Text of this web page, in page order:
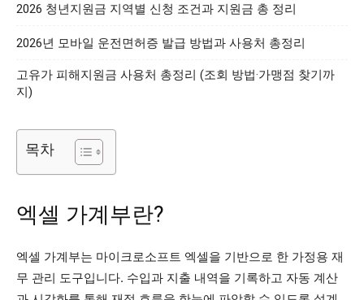
2026 청년지원금 지역별 신청 조건과 지원금 총 정리
2026년 모바일 운전면허증 발급 방법과 사용처 총정리
고유가 피해지원금 사용처 총정리 (조회 방법·가맹점 찾기까
지)
목차
엑셀 가계부란?
엑셀 가계부는 마이크로소프트 엑셀을 기반으로 한 가정용 재
무 관리 도구입니다. 수입과 지출 내역을 기록하고 자동 계산